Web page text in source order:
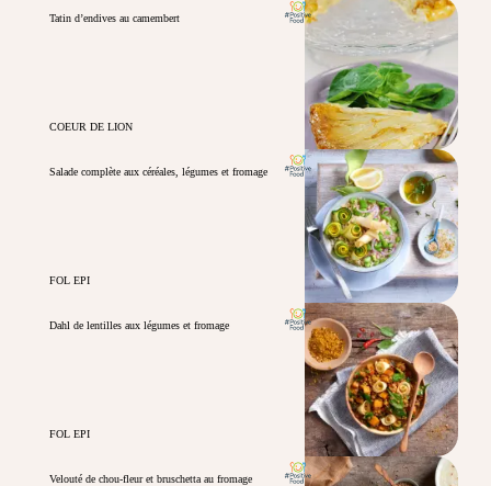
Tatin d’endives au camembert
COEUR DE LION
Salade complète aux céréales, légumes et fromage
FOL EPI
Dahl de lentilles aux légumes et fromage
FOL EPI
Velouté de chou-fleur et bruschetta au fromage